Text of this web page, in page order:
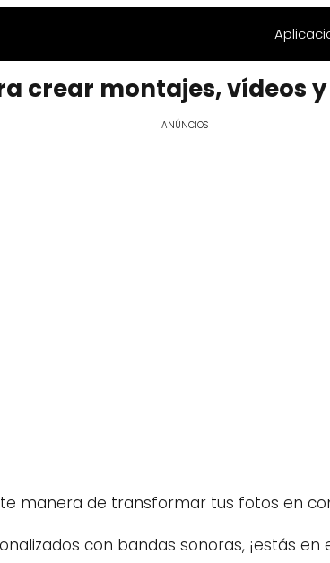
crear montajes, vídeos
ANÚNCIOS
manera de transformar tus fotos en
con bandas sonoras, ¡estás en